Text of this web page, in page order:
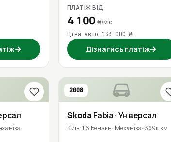
→
ПЛАТІЖ ВІД
4 100₴/міс
Ціна авто 133 000 ₴
Дізнатись платіж→
2008
Skoda Fabia· Універсал
Київ 1.6 Бензин Механіка 369к км